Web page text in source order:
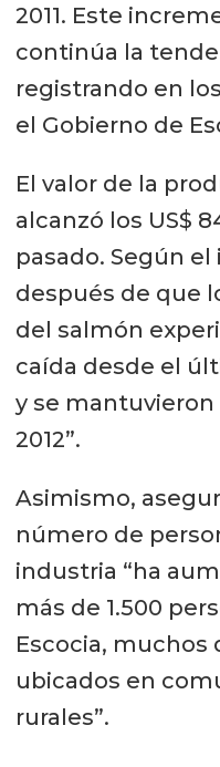
2011. Este
continúa la
registrando en
el Gobierno de
El valor de la
alcanzó los US$
pasado. Según
después de que
del salmón
caída desde el
y se
2012”.
Asimismo,
número de
industria “ha
más de 1.500
Escocia, muchos
ubicados en
rurales”.